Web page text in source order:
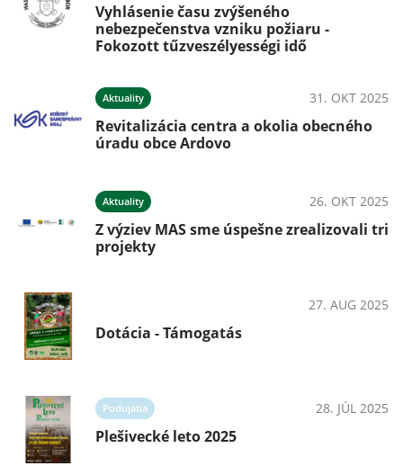
Vyhlásenie času zvýšeného
nebezpečenstva vzniku požiaru -
Fokozott tűzveszélyességi idő
Aktuality 31. OKT 2025
Revitalizácia centra a okolia obecného
úradu obce Ardovo
Aktuality 26. OKT 2025
Z výziev MAS sme úspešne zrealizovali tri
projekty
27. AUG 2025
Dotácia - Támogatás
Podujatia 28. JÚL 2025
Plešivecké leto 2025